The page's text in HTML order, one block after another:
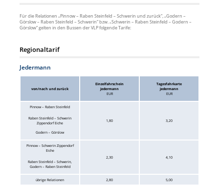
Für die Relationen „Pinnow – Raben Steinfeld – Schwerin und zurück“, „Godern –
Görslow – Raben Steinfeld – Schwerin“ bzw. „Schwerin – Raben Steinfeld – Godern –
Görslow“ gelten in den Bussen der VLP folgende Tarife:
Regionaltarif
Jedermann
von/nach und zurück
Einzelfahrschein
jedermann
EUR
Tagesfahrkarte
jedermann
EUR
Pinnow – Raben Steinfeld
Raben Steinfeld – Schwerin
Zippendorf Eiche
Godern – Görslow
1,80 3,20
Pinnow – Schwerin Zippendorf
Eiche
Raben Steinfeld – Schwerin,
Godern – Raben Steinfeld
2,30 4,10
übrige Relationen 2,80 5,00